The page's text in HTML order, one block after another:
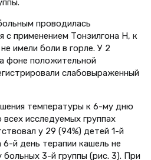
проводилась
с применением Тонзилгона Н, к
имели боли в горле. У 2
фоне положительной
слабовыраженный
температуры к 6-му дню
исследуемых группах
у 29 (94%) детей 1-й
6-й день терапии кашель не
больных 3-й группы (рис. 3). При